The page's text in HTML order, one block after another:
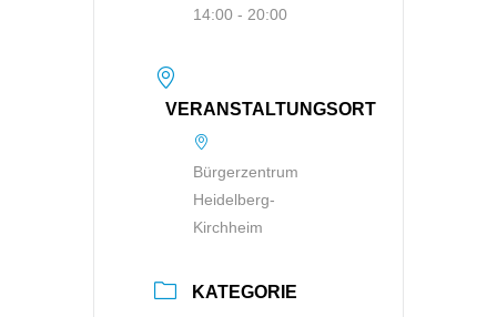
14:00 - 20:00
VERANSTALTUNGSORT
Bürgerzentrum
Heidelberg-
Kirchheim
KATEGORIE